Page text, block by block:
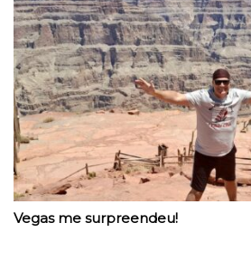
Vegas me surpreendeu!